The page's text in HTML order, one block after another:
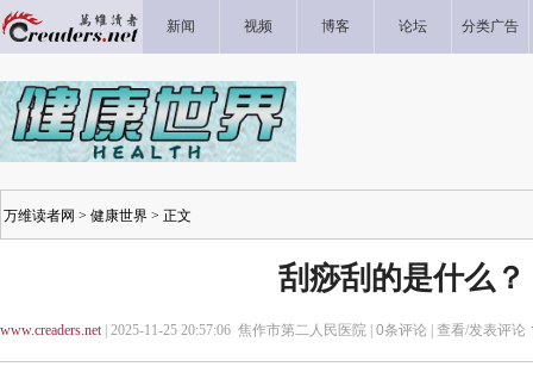
新闻 视频 博客 论坛 分类广告
万维读者网 > 健康世界 > 正文
刮痧刮的是什么？
www.creaders.net| 2025-11-25 20:57:06 焦作市第二人民医院 | 0条评论 | 查看/发表评论